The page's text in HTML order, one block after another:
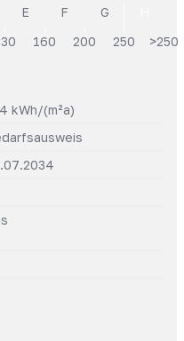
E
160
F
200
G
250
>250
kWh/(m²a)